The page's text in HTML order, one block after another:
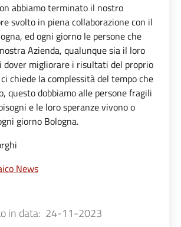
abbiamo terminato il nostro
svolto in piena collaborazione con il
ed ogni giorno le persone che
Azienda, qualunque sia il loro
dover migliorare i risultati del proprio
chiede la complessità del tempo che
questo dobbiamo alle persone fragili
e le loro speranze vivono o
giorno Bologna.
News
in data: 24-11-2023